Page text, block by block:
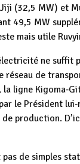
(32,5 MW) et
49,5 MW
mais utile
ne suffit
réseau de
la ligne
le Président
de production.
de simples